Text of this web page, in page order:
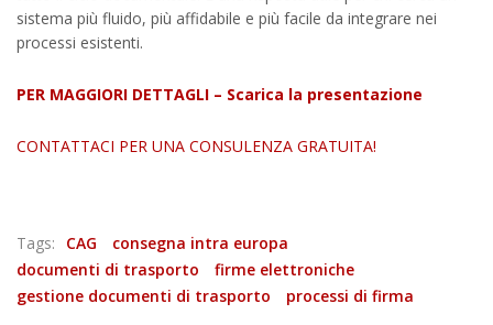
sistema più fluido, più affidabile e più facile da integrare nei
processi esistenti.
PER MAGGIORI DETTAGLI – Scarica la presentazione
CONTATTACI PER UNA CONSULENZA GRATUITA!
Tags: CAG
consegna intra europa
documenti di trasporto
firme elettroniche
gestione documenti di trasporto
processi di firma